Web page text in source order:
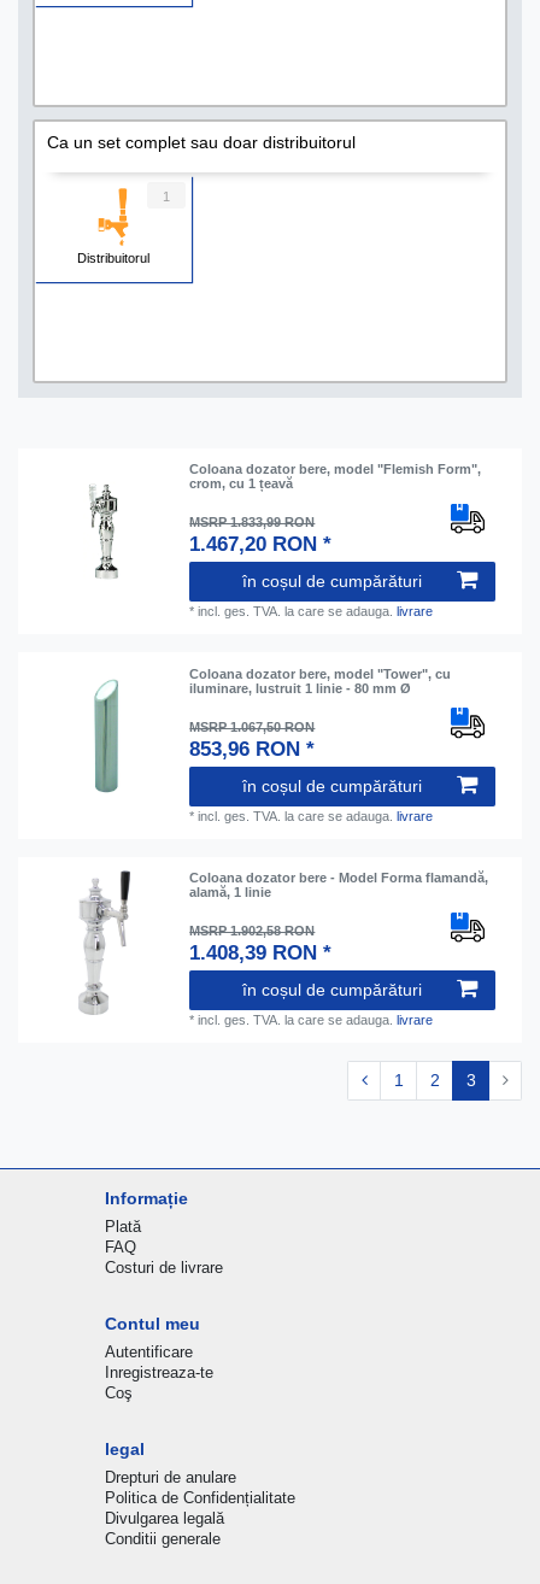
Ca un set complet sau doar distribuitorul
Distribuitorul
1
Coloana dozator bere, model "Flemish Form",
crom, cu 1 țeavă
MSRP 1.833,99 RON
1.467,20 RON *
în coșul de cumpărături
*incl. ges. TVA. la care se adauga. livrare
Coloana dozator bere, model "Tower", cu
iluminare, lustruit 1 linie - 80 mm Ø
MSRP 1.067,50 RON
853,96 RON *
în coșul de cumpărături
*incl. ges. TVA. la care se adauga.livrare
Coloana dozator bere - Model Forma flamandă,
alamă, 1 linie
MSRP 1.902,58 RON
1.408,39 RON *
în coșul de cumpărături
*incl. ges. TVA. la care se adauga.livrare
1 2 3
Informație
Plată
FAQ
Costuri de livrare
Contul meu
Autentificare
Inregistreaza-te
Coş
legal
Drepturi de anulare
Politica de Confidențialitate
Divulgarea legală
Conditii generale